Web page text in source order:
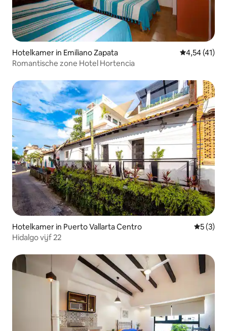
Hotelkamer in Emiliano Zapata Gemiddelde
4,54 (41)
Romantische zone Hotel Hortencia
Hotelkamer in Puerto Vallarta Centro
5 (3)
Hidalgo vijf 22